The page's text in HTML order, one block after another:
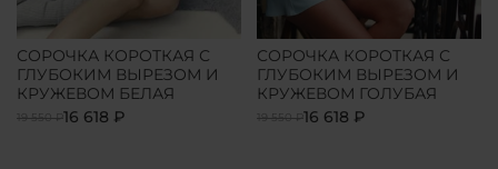
СОРОЧКА КОРОТКАЯ С
ГЛУБОКИМ ВЫРЕЗОМ И
КРУЖЕВОМ БЕЛАЯ
19 550 ₽16 618 ₽
СОРОЧКА КОРОТКАЯ С
ГЛУБОКИМ ВЫРЕЗОМ И
КРУЖЕВОМ ГОЛУБАЯ
19 550 ₽16 618 ₽